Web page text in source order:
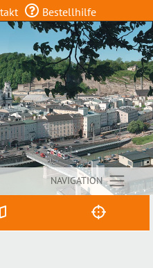
Bestellhilfe
NAVIGATION